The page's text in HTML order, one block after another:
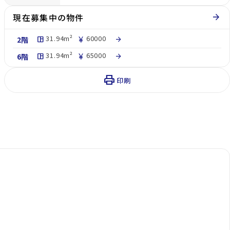
現在募集中の物件 arrow_forward
2階 space_dashboard 31.94m² currency_yen 60000
arrow_forward
6階
space_dashboard 31.94m² currency_yen 65000 arrow_forward
print 印刷